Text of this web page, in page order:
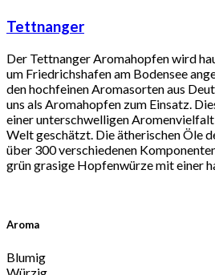
Tettnanger
Der Tettnanger Aromahopfen wird
um Friedrichshafen am Bodensee
den hochfeinen Aromasorten aus
uns als Aromahopfen zum Einsatz.
einer unterschwelligen
Welt geschätzt. Die ätherischen Öle
über 300 verschiedenen
grün grasige Hopfenwürze mit einer
Aroma
Blumig
Würzig